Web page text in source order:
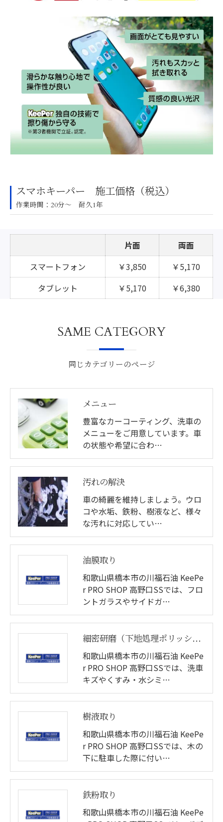
スマホキーパー 施工価格（税込）
作業時間：20分～ 耐久1年
片面
両面
スマートフォン
￥3,850
￥5,170
タブレット
￥5,170 ￥6,380
同じカテゴリーのページ
SAME CATEGORY
メニュー
豊富なカーコーティング、洗車の
メニューをご用意しています。車
の状態や希望に合わ…
汚れの解決
車の綺麗を維持しましょう。ウロ
コや水垢、鉄粉、樹液など、様々
な汚れに対応してい…
油膜取り
和歌山県橋本市の川福石油 KeePe
r PRO SHOP 高野口SSでは、フロ
ントガラスやサイドガ…
細密研磨（下地処理ポリッシュ）
和歌山県橋本市の川福石油 KeePe
r PRO SHOP 高野口SSでは、洗車
キズやくすみ・水シミ…
樹液取り
和歌山県橋本市の川福石油 KeePe
r PRO SHOP 高野口SSでは、木の
下に駐車した際に付い…
鉄粉取り
和歌山県橋本市の川福石油 KeePe